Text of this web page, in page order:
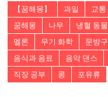
【꿈해몽】 과일 교통
꿈해몽
나무 냉혈 동물
멜론
무기 화학 문방구
음식과 음료
음악 댄스
직장 공부
콩 포유류